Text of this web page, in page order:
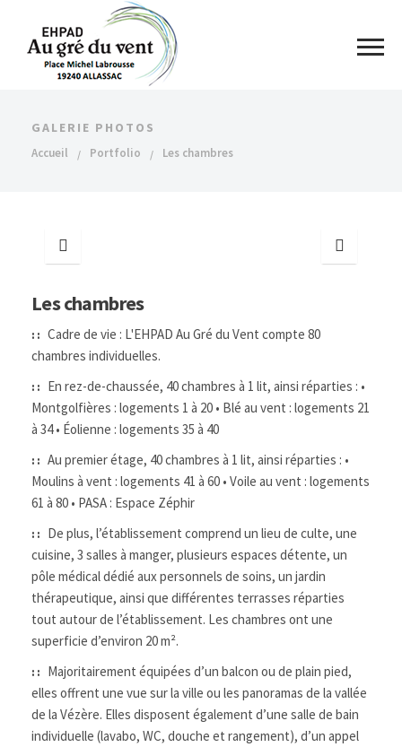
GALERIE PHOTOS
Accueil Portfolio Les chambres
Les chambres
:: Cadre de vie : L'EHPAD Au Gré du Vent compte 80
chambres individuelles.
:: En rez-de-chaussée, 40 chambres à 1 lit, ainsi réparties : •
Montgolfières : logements 1 à 20 • Blé au vent : logements 21
à 34 • Éolienne : logements 35 à 40
:: Au premier étage, 40 chambres à 1 lit, ainsi réparties : •
Moulins à vent : logements 41 à 60 • Voile au vent : logements
61 à 80 • PASA : Espace Zéphir
:: De plus, l’établissement comprend un lieu de culte, une
cuisine, 3 salles à manger, plusieurs espaces détente, un
pôle médical dédié aux personnels de soins, un jardin
thérapeutique, ainsi que différentes terrasses réparties
tout autour de l’établissement. Les chambres ont une
superficie d’environ 20 m².
:: Majoritairement équipées d’un balcon ou de plain pied,
elles offrent une vue sur la ville ou les panoramas de la vallée
de la Vézère. Elles disposent également d’une salle de bain
individuelle (lavabo, WC, douche et rangement), d’un appel